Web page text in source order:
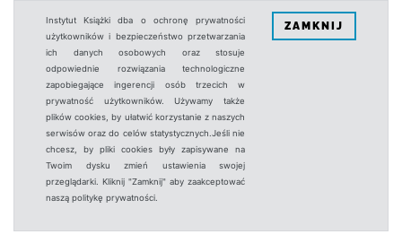
Instytut Książki dba o ochronę prywatności
użytkowników i bezpieczeństwo przetwarzania
ich danych osobowych oraz stosuje
odpowiednie rozwiązania technologiczne
zapobiegające ingerencji osób trzecich w
prywatność użytkowników. Używamy także
plików cookies, by ułatwić korzystanie z naszych
serwisów oraz do celów statystycznych.Jeśli nie
chcesz, by pliki cookies były zapisywane na
Twoim dysku zmień ustawienia swojej
przeglądarki. Kliknij "Zamknij" aby zaakceptować
naszą politykę prywatności.
ZAMKNIJ